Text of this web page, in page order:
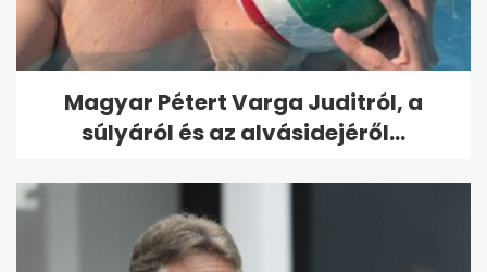
Magyar Pétert Varga Juditról, a
súlyáról és az alvásidejéről...